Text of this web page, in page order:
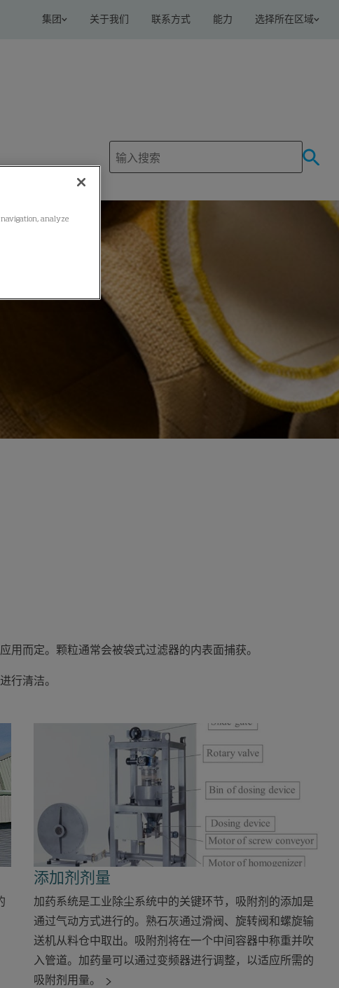
集团 关于我们 联系方式 能力 选择所在区域
而定。颗粒通常会被袋式过滤器的内表面捕获。
行清洁。
添加剂剂量
加药系统是工业除尘系统中的关键环节，吸附剂的添加是
通过气动方式进行的。熟石灰通过滑阀、旋转阀和螺旋输
送机从料仓中取出。吸附剂将在一个中间容器中称重并吹
入管道。加药量可以通过变频器进行调整，以适应所需的
吸附剂用量。
navigation, analyze